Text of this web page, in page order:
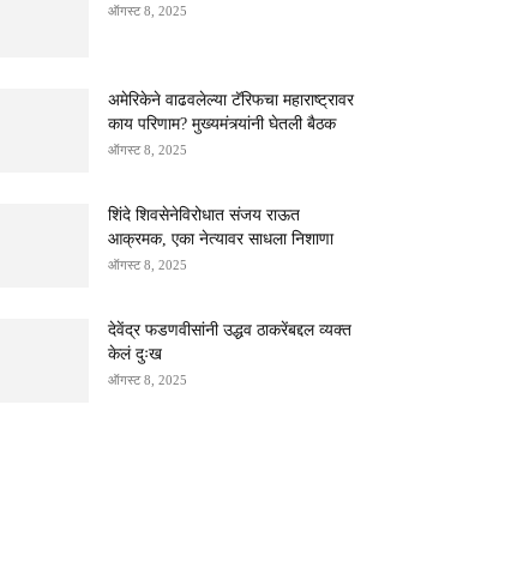
ऑगस्ट 8, 2025
अमेरिकेने वाढवलेल्या टॅरिफचा महाराष्ट्रावर
काय परिणाम? मुख्यमंत्र्यांनी घेतली बैठक
ऑगस्ट 8, 2025
शिंदे शिवसेनेविरोधात संजय राऊत
आक्रमक, एका नेत्यावर साधला निशाणा
ऑगस्ट 8, 2025
देवेंद्र फडणवीसांनी उद्धव ठाकरेंबद्दल व्यक्त
केलं दुःख
ऑगस्ट 8, 2025